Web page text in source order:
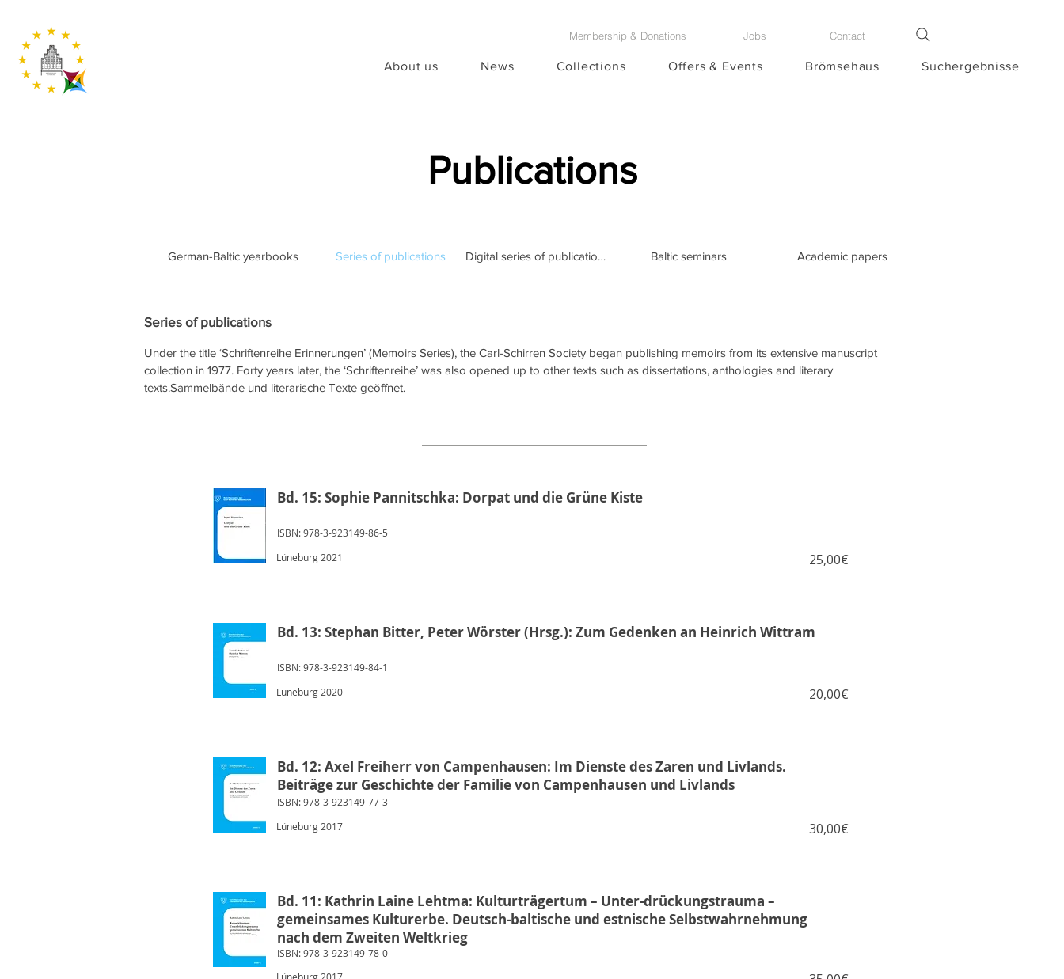
Jobs Contact
About us News Collections Offers & Events Brömsehaus Suchergebnisse
Membership & Donations
Publications
German-Baltic yearbooks Series of publications Digital series of publications Baltic seminars Academic papers
Series of publications
Under the title ‘Schriftenreihe Erinnerungen’ (Memoirs Series), the Carl-Schirren Society began publishing memoirs from its extensive manuscript
collection in 1977. Forty years later, the ‘Schriftenreihe’ was also opened up to other texts such as dissertations, anthologies and literary
texts.Sammelbände und literarische Texte geöffnet.
Bd. 15: Sophie Pannitschka: Dorpat und die Grüne Kiste
ISBN: 978-3-923149-86-5
Lüneburg 2021
25,00€
Bd. 13: Stephan Bitter, Peter Wörster (Hrsg.): Zum Gedenken an Heinrich Wittram
ISBN: 978-3-923149-84-1
Lüneburg 2020
20,00€
Bd. 12: Axel Freiherr von Campenhausen: Im Dienste des Zaren und Livlands.
Beiträge zur Geschichte der Familie von Campenhausen und Livlands
ISBN: 978-3-923149-77-3
Lüneburg 2017
30,00€
Bd. 11: Kathrin Laine Lehtma: Kulturträgertum – Unter-drückungstrauma –
gemeinsames Kulturerbe. Deutsch-baltische und estnische Selbstwahrnehmung
nach dem Zweiten Weltkrieg
ISBN: 978-3-923149-78-0